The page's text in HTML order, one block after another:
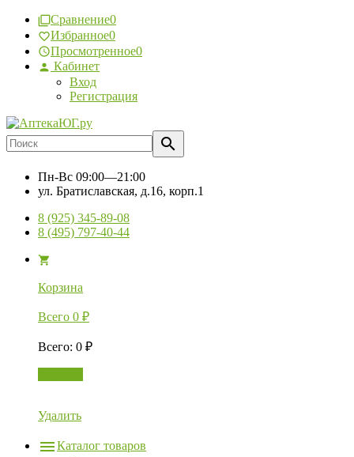
Сравнение0
Избранное0
Просмотренное0
Кабинет
Вход
Регистрация
Пн-Вс 09:00—21:00
ул. Братиславская, д.16, корп.1
8 (925) 345-89-08
8 (495) 797-40-44
Корзина
Всего 0 ₽
Всего: 0 ₽
Удалить
Каталог товаров